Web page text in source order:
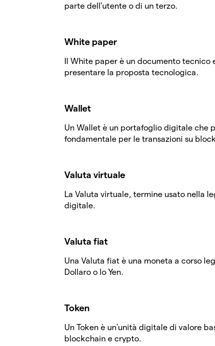
parte dell'utente o di un terzo.
White paper
Il White paper è un documento
presentare la proposta tecnologica.
Wallet
Un Wallet è un portafoglio digitale che
fondamentale per le transazioni su
Valuta virtuale
La Valuta virtuale, termine usato nella
digitale.
Valuta fiat
Una Valuta fiat è una moneta a corso
Dollaro o lo Yen.
Token
Un Token è un'unità digitale di valore
blockchain e crypto.